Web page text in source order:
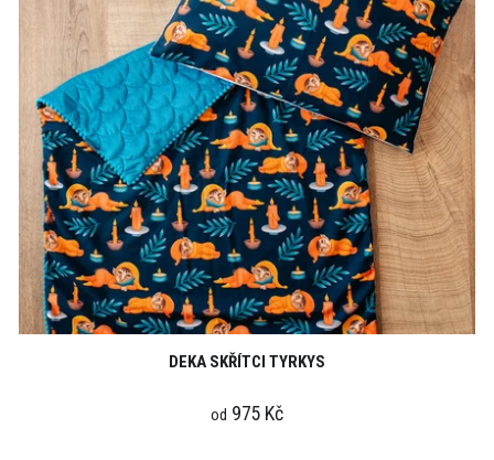
DEKA SKŘÍTCI TYRKYS
od 975 Kč